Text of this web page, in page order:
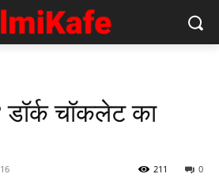
डॉर्क चॉकलेट का
0
211